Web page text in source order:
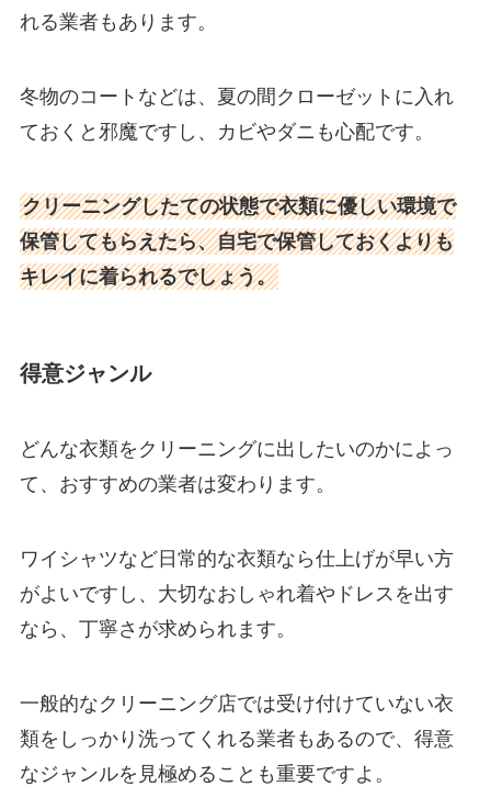
れる業者もあります。
冬物のコートなどは、夏の間クローゼットに入れ
ておくと邪魔ですし、カビやダニも心配です。
クリーニングしたての状態で衣類に優しい環境で
保管してもらえたら、自宅で保管しておくよりも
キレイに着られるでしょう。
得意ジャンル
どんな衣類をクリーニングに出したいのかによっ
て、おすすめの業者は変わります。
ワイシャツなど日常的な衣類なら仕上げが早い方
がよいですし、大切なおしゃれ着やドレスを出す
なら、丁寧さが求められます。
一般的なクリーニング店では受け付けていない衣
類をしっかり洗ってくれる業者もあるので、得意
なジャンルを見極めることも重要ですよ。